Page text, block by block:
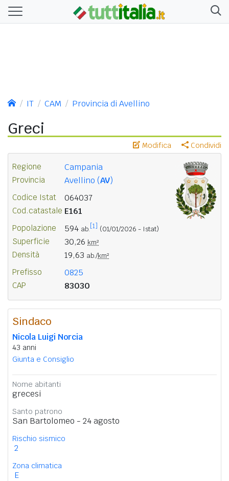
IT CAM Provincia di Avellino
Greci
Modifica Condividi
Regione Campania
Provincia Avellino (AV)
Codice Istat 064037
Cod.catastale E161
Popolazione 594 ab. [1] (01/01/2026 - Istat)
Superficie 30,26 km²
Densità 19,63 ab./km²
Prefisso 0825
CAP 83030
Sindaco
Nicola Luigi Norcia
43 anni
Giunta e Consiglio
Nome abitanti
grecesi
Santo patrono
San Bartolomeo - 24 agosto
Rischio sismico
2
Zona climatica
E